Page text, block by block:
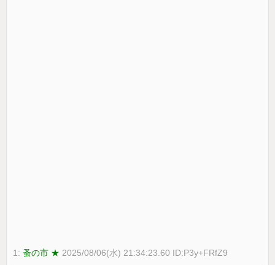
1:蚤の市 ★ 2025/08/06(水) 21:34:23.60 ID:P3y+FRfZ9